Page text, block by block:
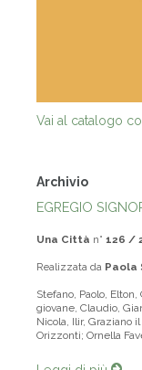
Vai al catalogo
Archivio
EGREGIO
Una Città n° 126 /
Realizzata da Paola
Stefano, Paolo,
giovane, Claudio,
Nicola, Ilir, Graziano
Orizzonti; Ornella